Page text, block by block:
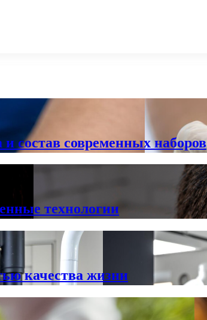
состав современных наборов
технологии
качества жизни